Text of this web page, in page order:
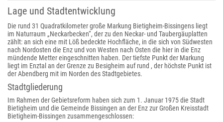
Lage und Stadtentwicklung
Die rund 31 Quadratkilometer große Markung Bietigheim-Bissingens liegt
im Naturraum „Neckarbecken“, der zu den Neckar- und Taubergäuplatten
zählt: an sich eine mit Löß bedeckte Hochfläche, in die sich von Südwesten
nach Nordosten die Enz und von Westen nach Osten die hier in die Enz
mündende Metter eingeschnitten haben. Der tiefste Punkt der Markung
liegt im Enztal an der Grenze zu Besigheim auf rund , der höchste Punkt ist
der Abendberg mit im Norden des Stadtgebietes.
Stadtgliederung
Im Rahmen der Gebietsreform haben sich zum 1. Januar 1975 die Stadt
Bietigheim und die Gemeinde Bissingen an der Enz zur Großen Kreisstadt
Bietigheim-Bissingen zusammengeschlossen: